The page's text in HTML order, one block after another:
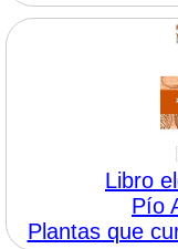
Libro
Pío
Plantas que